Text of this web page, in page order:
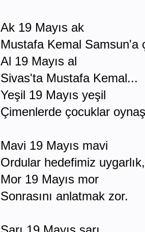
Ak 19 Mayıs ak
Mustafa Kemal Samsun'a
Al 19 Mayıs al
Sivas'ta Mustafa Kemal...
Yeşil 19 Mayıs yeşil
Çimenlerde çocuklar
Mavi 19 Mayıs mavi
Ordular hedefimiz
Mor 19 Mayıs mor
Sonrasını anlatmak zor.